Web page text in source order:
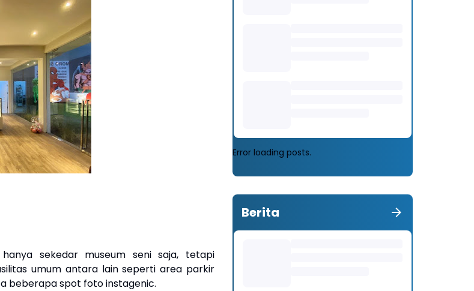
sekedar museum seni saja, tetapi
umum antara lain seperti area parkir
beberapa spot foto instagenic.
Error loading posts.
Berita